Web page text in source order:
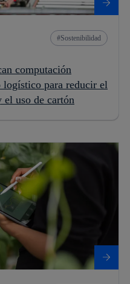
Sostenibilidad
computación
logístico para reducir el
el uso de cartón